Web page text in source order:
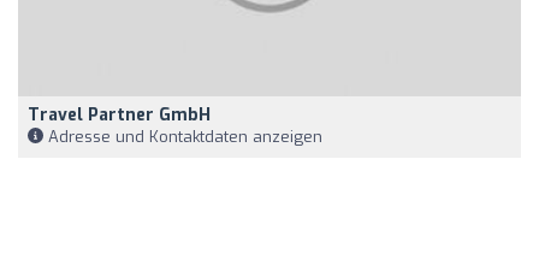
Travel Partner GmbH
Adresse und Kontaktdaten anzeigen